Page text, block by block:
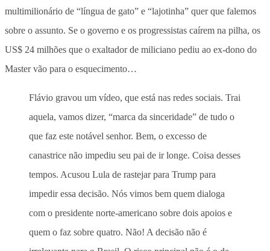
multimilionário de “língua de gato” e “lajotinha” quer que falemos
sobre o assunto. Se o governo e os progressistas caírem na pilha, os
US$ 24 milhões que o exaltador de miliciano pediu ao ex-dono do
Master vão para o esquecimento…
Flávio gravou um vídeo, que está nas redes sociais. Trai
aquela, vamos dizer, “marca da sinceridade” de tudo o
que faz este notável senhor. Bem, o excesso de
canastrice não impediu seu pai de ir longe. Coisa desses
tempos. Acusou Lula de rastejar para Trump para
impedir essa decisão. Nós vimos bem quem dialoga
com o presidente norte-americano sobre dois apoios e
quem o faz sobre quatro. Não! A decisão não é